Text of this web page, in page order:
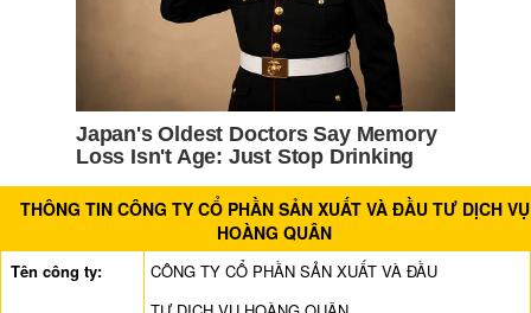
THÔNG TIN CÔNG TY CỔ PHẦN SẢN XUẤT VÀ ĐẦU TƯ DỊCH VỤ
HOÀNG QUÂN
Tên công ty:
CÔNG TY CỔ PHẦN SẢN XUẤT VÀ ĐẦU